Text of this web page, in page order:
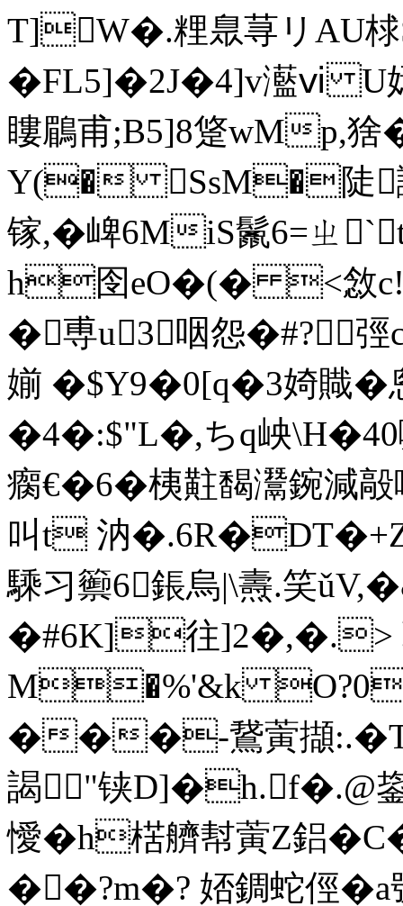
T]W�.粴臮荨リ AU
�FL5]�2J�4]v灆ⅵ
瞜鶥甫;B5]8跾wMp,猞
Y(� SsM�陡
镓,�崥6MiS鬛6=ㄓ
h囹eO�(� <敜
�尃u3咽怨�#?弳
媊 �$Y9�0[q�3婍賳�
�4�:$"L�,ちq岟 \H�40
瘸€�6�桋黈馤灊鋺減毃
叫t 汭�.6R�DT�+Z
騬习籞6鋹烏|\燾.笑
�#6K]往]2�,�.>
M�%'&k
���-鵞蔩擷
謁"铗
懓�h楛艩幇蔩 Z鋁
��?m�? 娝錭蛇俓�a